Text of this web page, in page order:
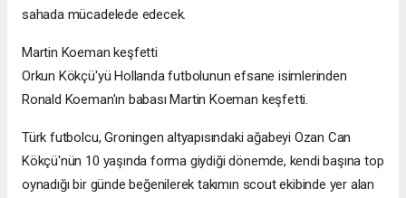
sahada mücadelede edecek.
Martin Koeman keşfetti
Orkun Kökçü'yü Hollanda futbolunun efsane isimlerinden
Ronald Koeman'ın babası Martin Koeman keşfetti.
Türk futbolcu, Groningen altyapısındaki ağabeyi Ozan Can
Kökçü'nün 10 yaşında forma giydiği dönemde, kendi başına top
oynadığı bir günde beğenilerek takımın scout ekibinde yer alan